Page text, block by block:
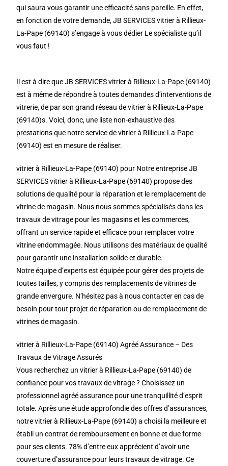
qui saura vous garantir une efficacité sans pareille. En effet,
en fonction de votre demande, JB SERVICES vitrier à Rillieux-
La-Pape (69140) s’engage à vous dédier Le spécialiste qu’il
vous faut !
Il est à dire que JB SERVICES vitrier à Rillieux-La-Pape (69140)
est à même de répondre à toutes demandes d’interventions de
vitrerie, de par son grand réseau de vitrier à Rillieux-La-Pape
(69140)s. Voici, donc, une liste non-exhaustive des
prestations que notre service de vitrier à Rillieux-La-Pape
(69140) est en mesure de réaliser.
vitrier à Rillieux-La-Pape (69140) pour Notre entreprise JB
SERVICES vitrier à Rillieux-La-Pape (69140) propose des
solutions de qualité pour la réparation et le remplacement de
vitrine de magasin. Nous nous sommes spécialisés dans les
travaux de vitrage pour les magasins et les commerces,
offrant un service rapide et efficace pour remplacer votre
vitrine endommagée. Nous utilisons des matériaux de qualité
pour garantir une installation solide et durable.
Notre équipe d’experts est équipée pour gérer des projets de
toutes tailles, y compris des remplacements de vitrines de
grande envergure. N’hésitez pas à nous contacter en cas de
besoin pour tout projet de réparation ou de remplacement de
vitrines de magasin.
vitrier à Rillieux-La-Pape (69140) Agréé Assurance – Des
Travaux de Vitrage Assurés
Vous recherchez un vitrier à Rillieux-La-Pape (69140) de
confiance pour vos travaux de vitrage ? Choisissez un
professionnel agréé assurance pour une tranquillité d’esprit
totale. Après une étude approfondie des offres d’assurances,
notre vitrier à Rillieux-La-Pape (69140) a choisi la meilleure et
établi un contrat de remboursement en bonne et due forme
pour ses clients. 78% d’entre eux apprécient d’avoir une
couverture d’assurance pour leurs travaux de vitrage. Ce